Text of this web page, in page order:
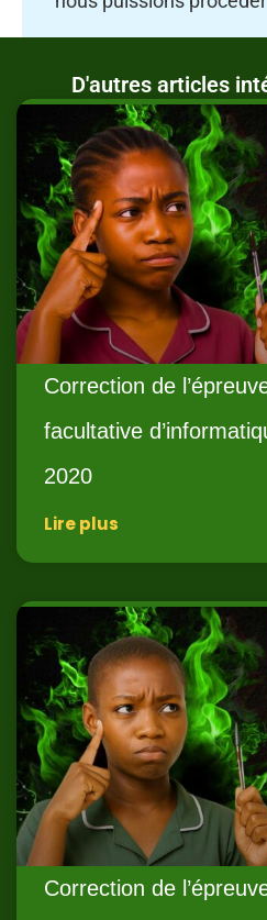
D'autres articles
Correction de
facultative
2020
Lire plus
Correction de